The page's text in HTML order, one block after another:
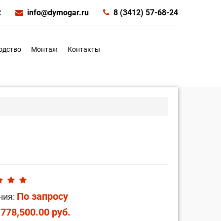
info@dymogar.ru 8 (3412) 57-68-24
Монтаж Контакты
По запросу
руб.